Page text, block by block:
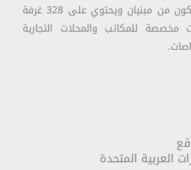
مشروع سكن عمال يتكون من مبنيان ويحتوي على 328 غرفة
مخصصة للمكاتب والمحلات التجارية
العربية المتحدة